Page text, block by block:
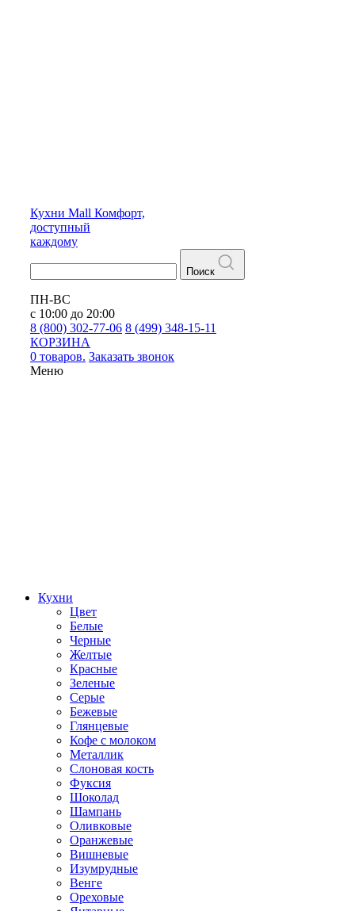
Кухни Mall Комфорт,
доступный
каждому
Поиск
ПН-ВС
с 10:00 до 20:00
8 (800) 302-77-06 8 (499) 348-15-11
КОРЗИНА
0 товаров. Заказать звонок
Меню
Кухни
Цвет
Белые
Черные
Желтые
Красные
Зеленые
Серые
Бежевые
Глянцевые
Кофе с молоком
Металлик
Слоновая кость
Фуксия
Шоколад
Шампань
Оливковые
Оранжевые
Вишневые
Изумрудные
Венге
Ореховые